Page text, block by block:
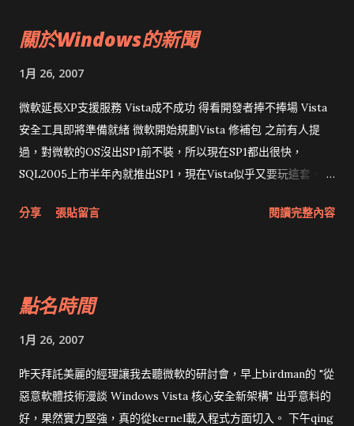
裝SQL Server 2005，這也有180天 試用版 ，我安裝的是
SP1。我第一次安裝時先裝 SQL 2005 Express，結果TFS試了
很多次都裝不進去，後來發現SQL Server Management Studio
沒裝進去，移除SQL Express和SQL 2005重裝後才順利安裝。
安裝Visual Studio 2005 Team Suite 試用版 ，完成後安裝
Visual Studio 2005 SP1要70分鐘，但我的Core 2 Duo 1.86G只
/remoteSql=yes /provision=no /q" 。 加上3個帳號
號在新增帳戶的時候必須取消勾選 "使用者必須在下次登入時變
更密碼"，最好再勾選"密碼永久有效"。其中只...
關於Windows的新聞
1月 26, 2007
微軟延長XP支援服務 Vista成不成功 得看開發者捧不捧場 Vista
安全工具即將準備就緒 微軟開始規劃Vista 修補包 之前有人提
過，對微軟的OS沒出SP1前不裝，所以現在SP1都出很快，
SQL2005上市半年內就推出SP1，現在Vista似乎又要玩這套。
然沒有飛快的感覺。今天打開一星期未開機的Mac Mini，對於介
超炫的介面及執行win32程式的能力，又不用擔心中毒（頂多
分享 張貼留言 閱讀完整內容
點名時間
1月 26, 2007
昨天拜託美麗的經理讓我去聽微軟的研討會，早上birdman的 "從
惡意軟體技術漫談 Windows Vista 核心安全新架構" 出乎意料的
好，果然實力堅強，真的從kernel載入程式方面切入。 下午qing